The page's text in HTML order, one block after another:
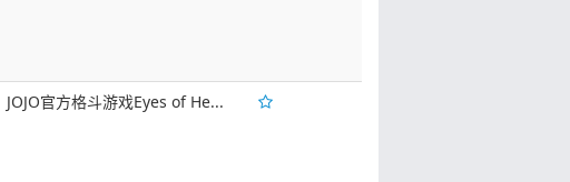
JOJO官方格斗游戏Eyes of He...